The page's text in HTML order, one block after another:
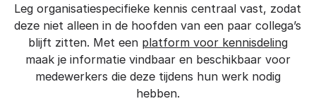
Leg organisatiespecifieke kennis centraal vast, zodat
deze niet alleen in de hoofden van een paar collega’s
blijft zitten. Met een platform voor kennisdeling
maak je informatie vindbaar en beschikbaar voor
medewerkers die deze tijdens hun werk nodig
hebben.